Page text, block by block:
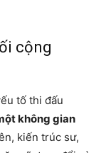
cộng
tố thi đấu
không gian
kiến trúc sư,